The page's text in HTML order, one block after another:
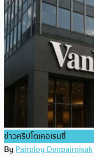
ข่าวคริปโตเคอเรนซี่
ByPairploy Denpairojsak